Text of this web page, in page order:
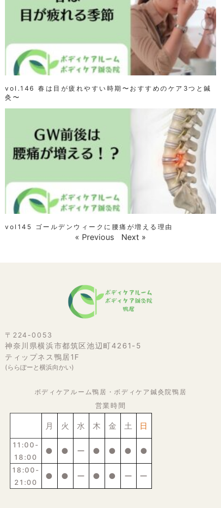
vol.146 春は目が疲れやすい時期〜おすすめのケア3つと鍼
灸〜
vol145 ゴールデンウィークに腰痛が増える理由
« Previous Next »
〒224-0053
神奈川県横浜市都筑区池辺町4261-5
ティップネス鴨居1F
(ららぽーと横浜向かい)
ボディケアルーム鴨居・ボディケア鍼灸院鴨居
営業時間
月 火 水 木 金 土 日
11:00-
18:00
● ● ー ● ● ● ●
18:00-
21:00
● ● ー ● ● ー ー